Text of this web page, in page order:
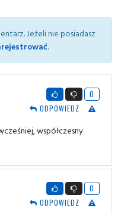
Jeżeli nie posiadasz
.
0
ODPOWIEDZ
współczesny
0
ODPOWIEDZ